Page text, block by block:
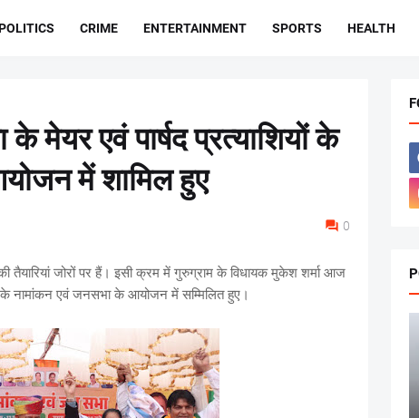
CRIME ENTERTAINMENT SPORTS HEALTH
मेयर एवं पार्षद प्रत्याशियों के
में शामिल हुए
0
तैयारियां जोरों पर हैं। इसी क्रम में गुरुग्राम के विधायक मुकेश शर्मा आज
के नामांकन एवं जनसभा के आयोजन में सम्मिलित हुए।